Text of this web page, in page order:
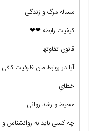
مساله مرگ و زندگی
کیفیت رابطه ❤❤
قانون تفاوتها
آیا در روابط مان ظرفیت کافی
خطایِ…
محیط و رشد روانی
چه کسی باید به روانشناس و